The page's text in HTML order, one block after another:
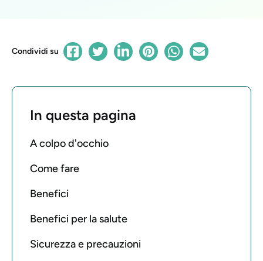
Condividi su
In questa pagina
A colpo d'occhio
Come fare
Benefici
Benefici per la salute
Sicurezza e precauzioni